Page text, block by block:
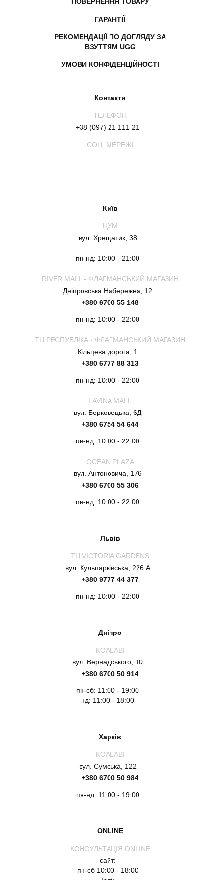
ГАРАНТІЇ
РЕКОМЕНДАЦІЇ ПО ДОГЛЯДУ ЗА
ВЗУТТЯМ UGG
УМОВИ КОНФІДЕНЦІЙНОСТІ
Контакти
ТЕЛЕФОН
+38 (097) 21 111 21
СОЦ. МЕРЕЖІ
Київ
ЦУМ
вул. Хрещатик, 38
пн-нд: 10:00 - 21:00
RIVER MALL - ФЛАГМАНСЬКИЙ МАГАЗИН
Дніпровська Набережна, 12
+380 6700 55 148
пн-нд: 10:00 - 22:00
ТЦ РЕСПУБЛІКА - ФЛАГМАНСЬКИЙ МАГАЗИН
Кільцева дорога, 1
+380 6777 88 313
пн-нд: 10:00 - 22:00
LAVINA MALL
вул. Берковецька, 6Д
+380 6754 54 644
пн-нд: 10:00 - 22:00
OCEAN PLAZA
вул. Антоновича, 176
+380 6700 55 306
пн-нд: 10:00 - 22:00
Львів
ТЦ VICTORIA GARDENS
вул. Кульпарківська, 226 А
+380 9777 44 377
пн-нд: 10:00 - 22:00
Дніпро
KOALABI
вул. Вернадського, 10
+380 6700 50 914
пн-сб: 11:00 - 19:00
нд: 11:00 - 18:00
Харків
KOALABI
вул. Сумська, 122
+380 6700 50 984
пн-нд: 11:00 - 19:00
ONLINE
КОНСУЛЬТАЦІЯ ONLINE
сайт:
пн-сб 10:00 - 18:00